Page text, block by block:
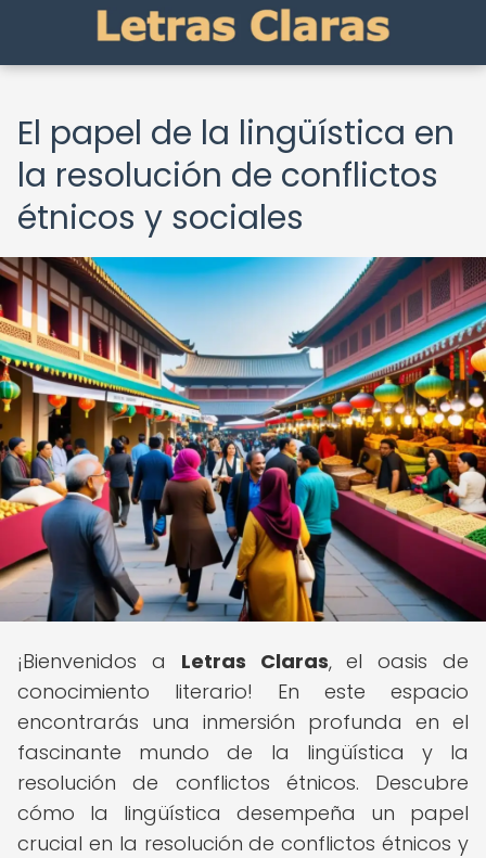
El papel de la lingüística en
la resolución de conflictos
étnicos y sociales
¡Bienvenidos a Letras Claras, el oasis de
conocimiento literario! En este espacio
encontrarás una inmersión profunda en el
fascinante mundo de la lingüística y la
resolución de conflictos étnicos. Descubre
cómo la lingüística desempeña un papel
crucial en la resolución de conflictos étnicos y